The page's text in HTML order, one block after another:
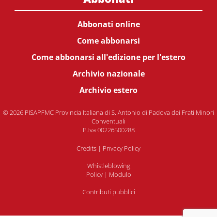
Abbonati online
Come abbonarsi
Come abbonarsi all'edizione per l'estero
Archivio nazionale
Archivio estero
© 2026 PISAPFMC Provincia Italiana di S. Antonio di Padova dei Frati Minori
Conventuali
P.Iva 00226500288
Credits | Privacy Policy
Whistleblowing
Policy| Modulo
Contributi pubblici